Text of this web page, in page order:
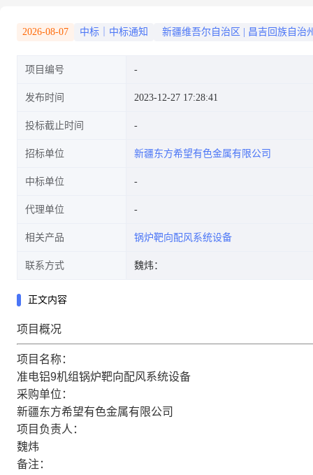
2026-08-07 中标｜中标通知 新疆维吾尔自治区 昌吉回族自治
项目编号
发布时间 2023-12-27 17:28:41
投标截止时间
招标单位 新疆东方希望有色金属有限公司
中标单位
代理单位
相关产品 锅炉靶向配风系统设备
联系方式 魏炜：
正文内容
项目概况
项目名称：
准电铝9机组锅炉靶向配风系统设备
采购单位：
新疆东方希望有色金属有限公司
项目负责人：
魏炜
备注：